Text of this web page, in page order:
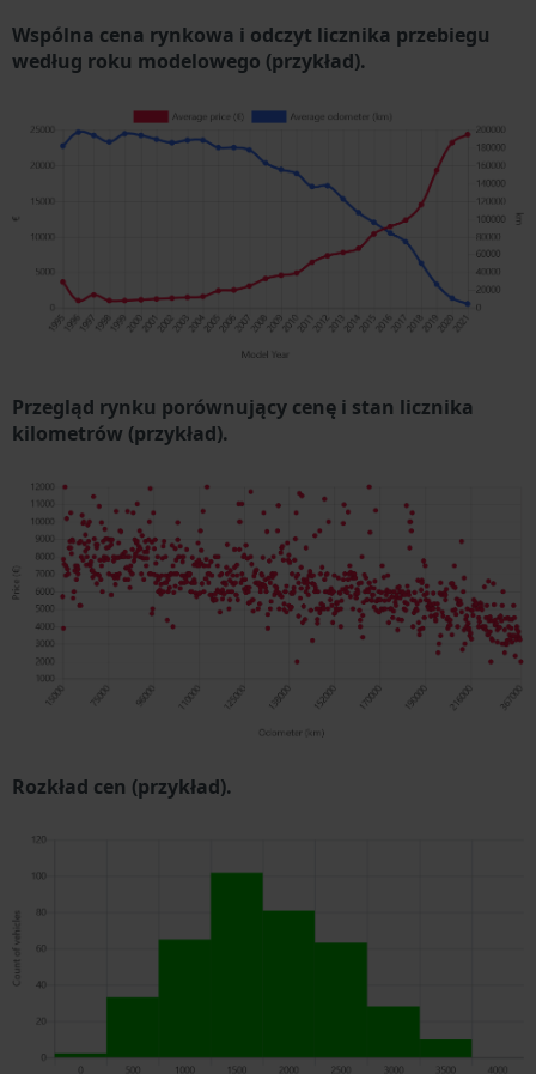
Wspólna cena rynkowa i odczyt licznika przebiegu
według roku modelowego (przykład).
Przegląd rynku porównujący cenę i stan licznika
kilometrów (przykład).
Rozkład cen (przykład).